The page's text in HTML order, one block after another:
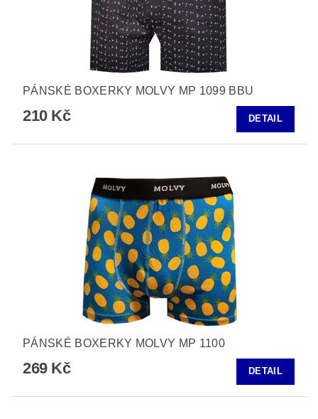
PÁNSKÉ BOXERKY MOLVY MP 1099 BBU
210 Kč DETAIL
PÁNSKÉ BOXERKY MOLVY MP 1100
269 Kč DETAIL